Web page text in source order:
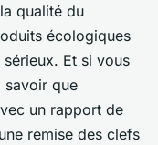
qualité du
écologiques
sérieux. Et si vous
savoir que
un rapport de
remise des clefs